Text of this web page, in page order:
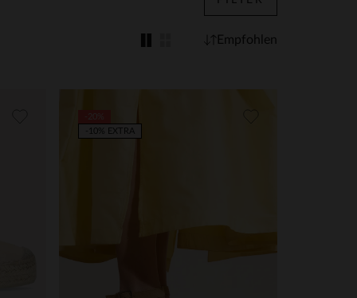
Empfohlen
-10% EXTRA